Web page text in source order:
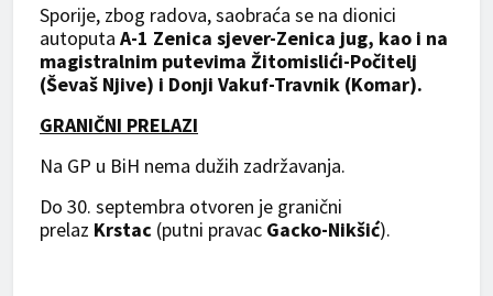
Sporije, zbog radova, saobraća se na dionici
autoputa A-1 Zenica sjever-Zenica jug, kao i na
magistralnim putevima Žitomislići-Počitelj
(Ševaš Njive) i Donji Vakuf-Travnik (Komar).
GRANIČNI PRELAZI
Na GP u BiH nema dužih zadržavanja.
Do 30. septembra otvoren je granični
prelaz Krstac (putni pravac Gacko-Nikšić).